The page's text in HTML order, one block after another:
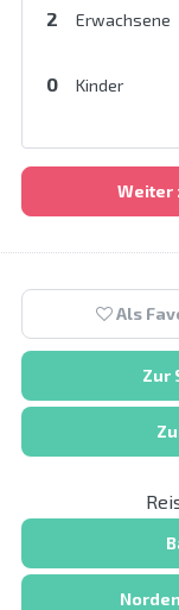
2 Erwachsene
0 Kinder
Weiter
Als
Zur